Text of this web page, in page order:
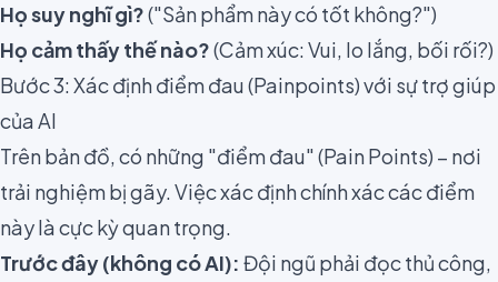
Họ suy nghĩ gì?("Sản phẩm này có tốt không?")
Họ cảm thấy thế nào?(Cảm xúc: Vui, lo lắng, bối rối?)
Bước 3: Xác định điểm đau (Painpoints) với sự trợ giúp
của AI
Trên bản đồ, có những "điểm đau" (Pain Points) – nơi
trải nghiệm bị gãy. Việc xác định chính xác các điểm
này là cực kỳ quan trọng.
Trước đây (không có AI): Đội ngũ phải đọc thủ công,